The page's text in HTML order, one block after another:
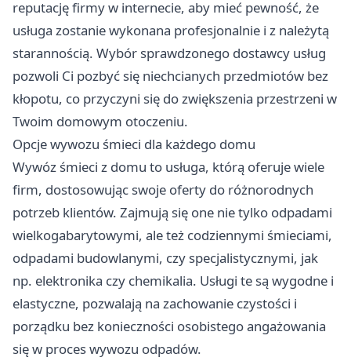
reputację firmy w internecie, aby mieć pewność, że
usługa zostanie wykonana profesjonalnie i z należytą
starannością. Wybór sprawdzonego dostawcy usług
pozwoli Ci pozbyć się niechcianych przedmiotów bez
kłopotu, co przyczyni się do zwiększenia przestrzeni w
Twoim domowym otoczeniu.
Opcje wywozu śmieci dla każdego domu
Wywóz śmieci z domu to usługa, którą oferuje wiele
firm, dostosowując swoje oferty do różnorodnych
potrzeb klientów. Zajmują się one nie tylko odpadami
wielkogabarytowymi, ale też codziennymi śmieciami,
odpadami budowlanymi, czy specjalistycznymi, jak
np. elektronika czy chemikalia. Usługi te są wygodne i
elastyczne, pozwalają na zachowanie czystości i
porządku bez konieczności osobistego angażowania
się w proces wywozu odpadów.